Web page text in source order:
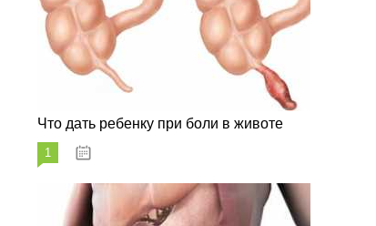
Что дать ребенку при боли в животе
1